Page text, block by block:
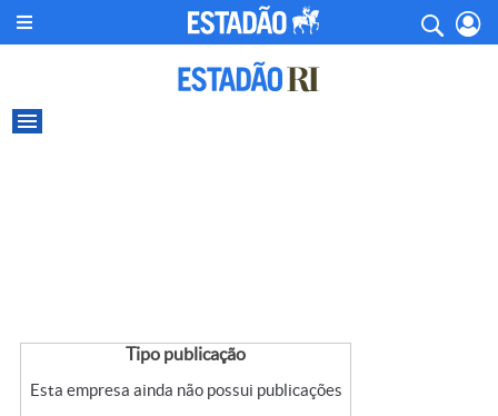
Tipo publicação
Esta empresa ainda não possui publicações